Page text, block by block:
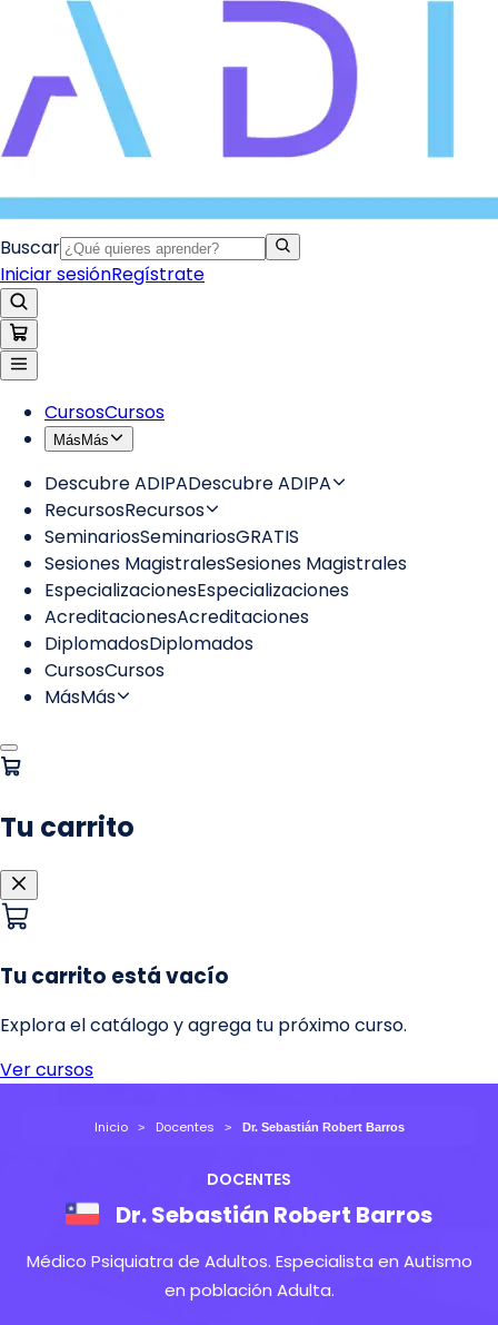
Inicio Docentes Dr. Sebastián Robert Barros
DOCENTES
Dr. Sebastián Robert Barros
Médico Psiquiatra de Adultos. Especialista en Autismo
en población Adulta.